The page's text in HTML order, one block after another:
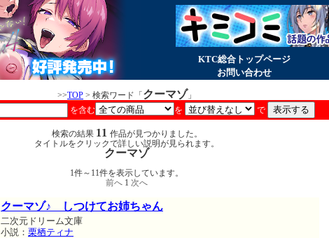
KTC総合トップページ
お問い合わせ
>>TOP > 検索ワード「 クーマゾ 」
を含む
を で
検索の結果 11 作品が見つかりました。
タイトルをクリックで詳しい説明が見られます。
クーマゾ
1件～11件を表示しています。
前へ 1 次へ
クーマゾ♪ しつけてお姉ちゃん
二次元ドリーム文庫
小説： 栗栖ティナ